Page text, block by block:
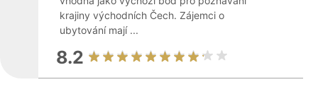
krajiny východních Čech. Zájemci o
ubytování mají ...
8.2